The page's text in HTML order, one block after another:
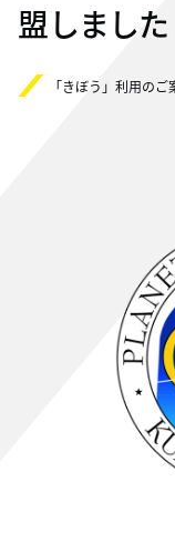
盟しました
「きぼう」利用のご